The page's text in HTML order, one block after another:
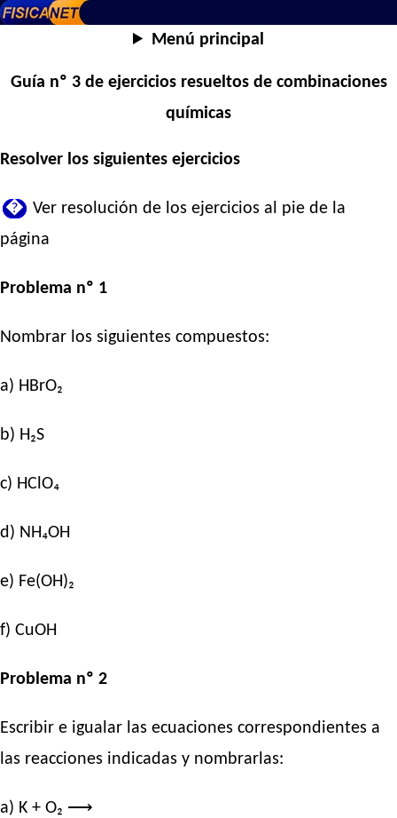
Menú principal
Guía nº 3 de ejercicios resueltos de combinaciones
químicas
Resolver los siguientes ejercicios
� Ver resolución de los ejercicios al pie de la
página
Problema nº 1
Nombrar los siguientes compuestos:
a) HBrO₂
b) H₂S
c) HClO₄
d) NH₄OH
e) Fe(OH)₂
f) CuOH
Problema nº 2
Escribir e igualar las ecuaciones correspondientes a
las reacciones indicadas y nombrarlas:
a) K + O₂ ⟶